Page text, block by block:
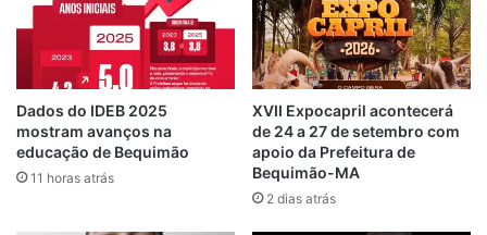
ações pedagógicas integradas.
Para o prefeito Zé Martins, o avanço é
reflexo de uma gestão comprometida com a
educação como política pública
transformadora.
Dados do IDEB 2025
mostram avanços na
educação de Bequimão
11 horas atrás
XVII Expocapril acontecerá
de 24 a 27 de setembro com
apoio da Prefeitura de
Bequimão-MA
2 dias atrás